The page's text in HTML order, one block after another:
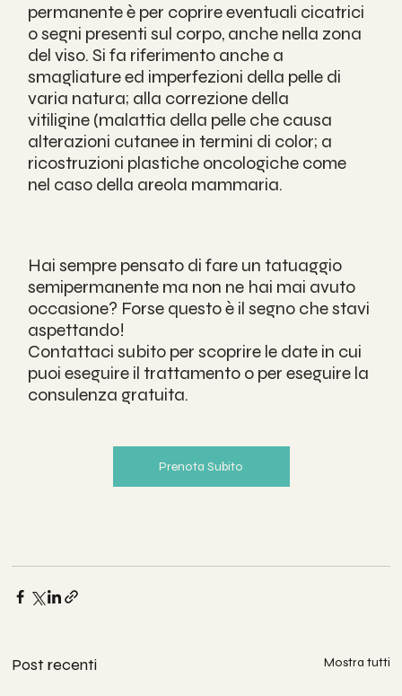
permanente è per coprire eventuali cicatrici
o segni presenti sul corpo, anche nella zona
del viso. Si fa riferimento anche a
smagliature ed imperfezioni della pelle di
varia natura; alla correzione della
vitiligine (malattia della pelle che causa
alterazioni cutanee in termini di color; a
ricostruzioni plastiche oncologiche come
nel caso della areola mammaria.
Hai sempre pensato di fare un tatuaggio
semipermanente ma non ne hai mai avuto
occasione? Forse questo è il segno che stavi
aspettando!
Contattaci subito per scoprire le date in cui
puoi eseguire il trattamento o per eseguire la
consulenza gratuita.
Prenota Subito
Post recenti Mostra tutti